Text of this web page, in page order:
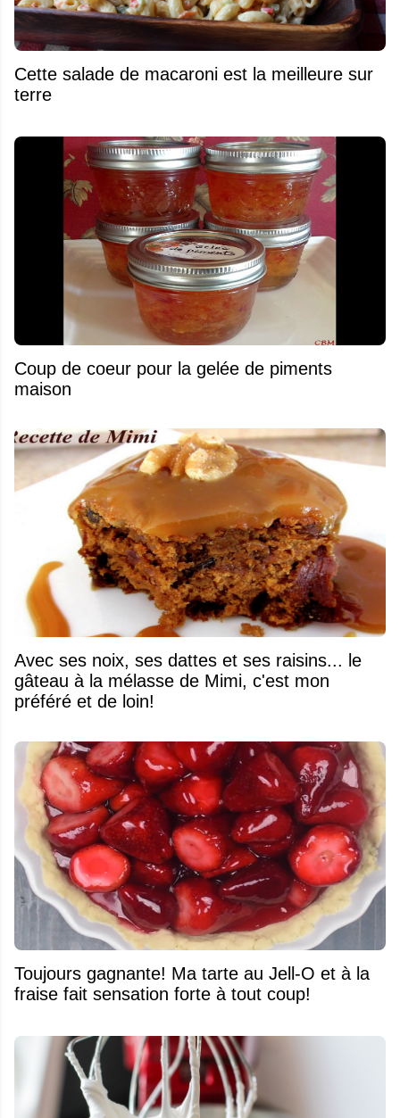
Cette salade de macaroni est la meilleure sur
terre
Coup de coeur pour la gelée de piments
maison
Avec ses noix, ses dattes et ses raisins... le
gâteau à la mélasse de Mimi, c'est mon
préféré et de loin!
Toujours gagnante! Ma tarte au Jell-O et à la
fraise fait sensation forte à tout coup!